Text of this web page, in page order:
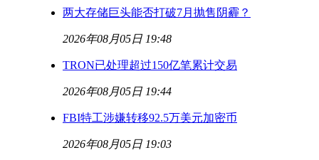
两大存储巨头能否打破7月抛售阴霾？
2026年08月05日 19:48
TRON已处理超过150亿笔累计交易
2026年08月05日 19:44
FBI特工涉嫌转移92.5万美元加密币
2026年08月05日 19:03